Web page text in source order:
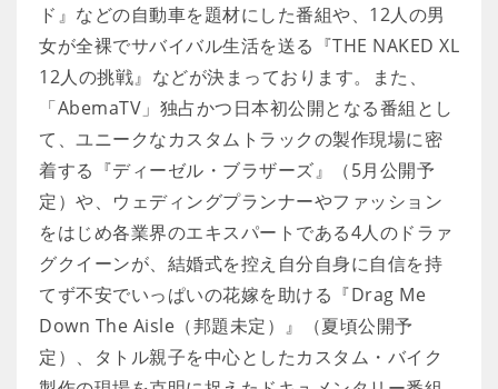
ド』などの自動車を題材にした番組や、12人の男
女が全裸でサバイバル生活を送る『THE NAKED XL
12人の挑戦』などが決まっております。また、
「AbemaTV」独占かつ日本初公開となる番組とし
て、ユニークなカスタムトラックの製作現場に密
着する『ディーゼル・ブラザーズ』（5月公開予
定）や、ウェディングプランナーやファッション
をはじめ各業界のエキスパートである4人のドラァ
グクイーンが、結婚式を控え自分自身に自信を持
てず不安でいっぱいの花嫁を助ける『Drag Me
Down The Aisle（邦題未定）』（夏頃公開予
定）、タトル親子を中心としたカスタム・バイク